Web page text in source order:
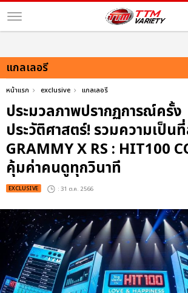
แกลเลอรี
หน้าแรก exclusive แกลเลอรี
ประมวลภาพปรากฏการณ์ครั้ง
ประวัติศาสตร์! รวมความเป็น
GRAMMY X RS : HIT100
คุ้มค่าคนดูทุกวินาที
EXCLUSIVE : 31 ต.ค. 2566